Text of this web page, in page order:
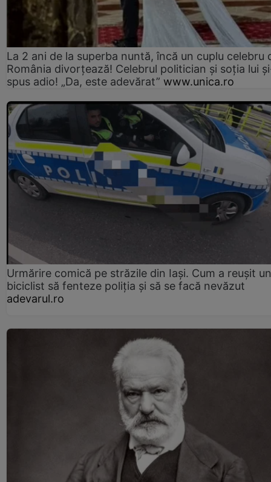
La 2 ani de la superba nuntă, încă un cuplu celebru
România divorțează! Celebrul politician și soția lui
spus adio! „Da, este adevărat” www.unica.ro
Urmărire comică pe străzile din Iași. Cum a reușit un
biciclist să fenteze poliția și să se facă nevăzut
adevarul.ro